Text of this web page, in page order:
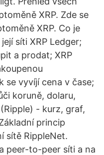
XRP. Zde se
XRP. Co je
síti XRP Ledger;
a prodat; XRP
se vyvíjí cena v čase;
koruně, dolaru,
- kurz, graf,
princip
sítě RippleNet.
peer-to-peer síti a na